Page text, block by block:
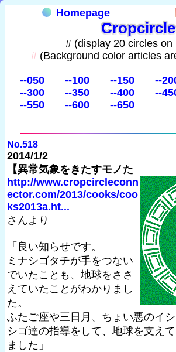
Homepage
Cropcircle
# (display 20 circles on
# (Background color articles
--050 --100 --150 --
--300
--350 --400 --
--550
--600 --650
No.518
2014/1/2
【異常気象をきたすモノた
http://www.cropcircleconn
ector.com/2013/cooks/coo
ks2013a.ht...
さんより
「良い知らせです。
ミナシゴタチが手をつない
でいたことも、地球をささ
えていたことがわかりまし
た。
ふたご座や三日月、ちょい悪のイ
シゴ達の指導をして、地球を支え
ました」